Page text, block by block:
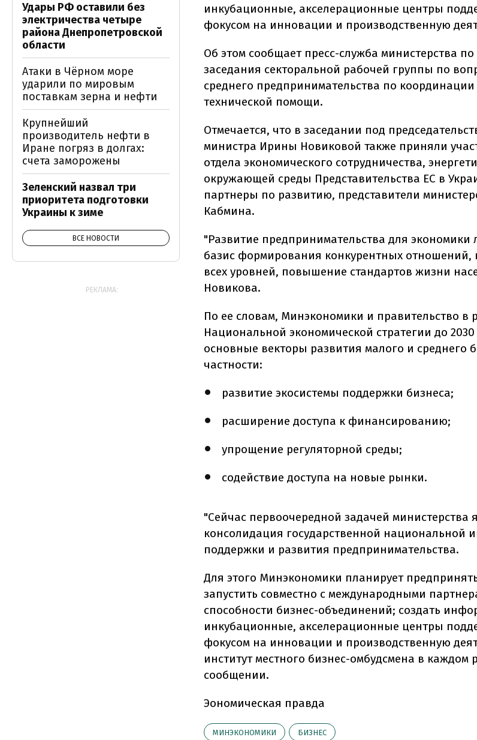
инкубационные, акселерационные центры
фокусом на инновации и производственную
Об этом сообщает пресс-служба министерства по
заседания секторальной рабочей группы по
среднего предпринимательства по
технической помощи.
Отмечается, что в заседании под
министра Ирины Новиковой также приняли
отдела экономического сотрудничества,
окружающей среды Представительства ЕС в
партнеры по развитию, представители
Кабмина.
"Развитие предпринимательства для экономики
базис формирования конкурентных
всех уровней, повышение стандартов жизни
Новикова.
По ее словам, Минэкономики и правительство в
Национальной экономической стратегии до
основные векторы развития малого и среднего
частности:
развитие экосистемы поддержки бизнеса;
расширение доступа к финансированию;
упрощение регуляторной среды;
содействие доступа на новые рынки.
"Сейчас первоочередной задачей министерства
консолидация государственной национальной
поддержки и развития предпринимательства.
Для этого Минэкономики планирует
запустить совместно с международными
способности бизнес-объединений; создать
инкубационные, акселерационные центры
фокусом на инновации и производственную
институт местного бизнес-омбудсмена в каждом
сообщении.
Эономическая правда
МИНЭКОНОМИКИ БИЗНЕС
Удары РФ оставили без
электричества четыре
района Днепропетровской
области
Атаки в Чёрном море
ударили по мировым
поставкам зерна и нефти
Крупнейший
производитель нефти в
Иране погряз в долгах:
счета заморожены
Зеленский назвал три
приоритета подготовки
Украины к зиме
ВСЕ НОВОСТИ
РЕКЛАМА: